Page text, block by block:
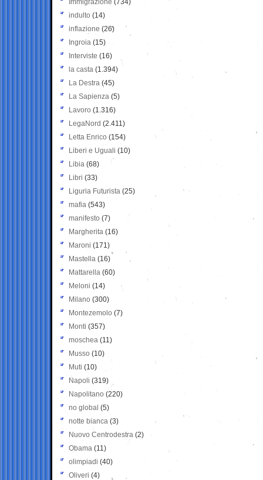
Immigrazione (734)
indulto (14)
inflazione (26)
Ingroia (15)
Interviste (16)
la casta (1.394)
La Destra (45)
La Sapienza (5)
Lavoro (1.316)
LegaNord (2.411)
Letta Enrico (154)
Liberi e Uguali (10)
Libia (68)
Libri (33)
Liguria Futurista (25)
mafia (543)
manifesto (7)
Margherita (16)
Maroni (171)
Mastella (16)
Mattarella (60)
Meloni (14)
Milano (300)
Montezemolo (7)
Monti (357)
moschea (11)
Musso (10)
Muti (10)
Napoli (319)
Napolitano (220)
no global (5)
notte bianca (3)
Nuovo Centrodestra (2)
Obama (11)
olimpiadi (40)
Oliveri (4)